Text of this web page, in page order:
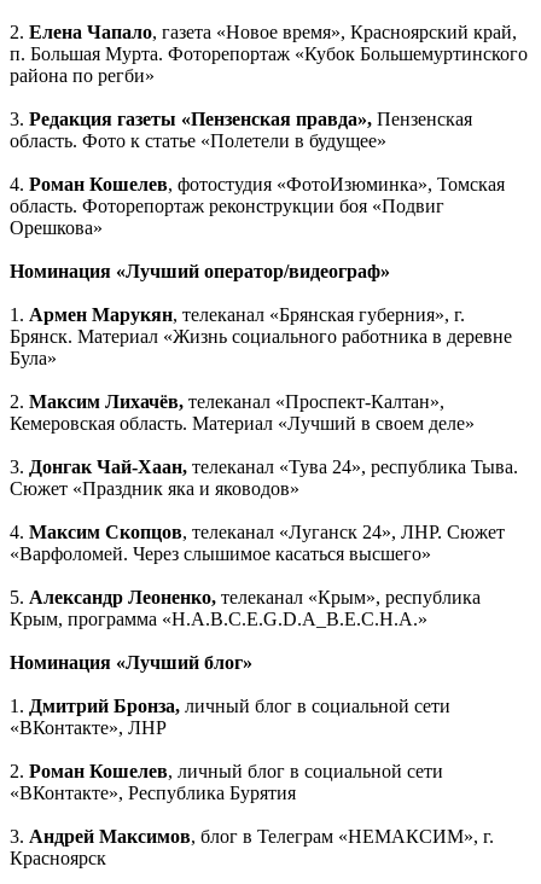
2. Елена Чапало, газета «Новое время», Красноярский край,
п. Большая Мурта. Фоторепортаж «Кубок Большемуртинского
района по регби»
3. Редакция газеты «Пензенская правда», Пензенская
область. Фото к статье «Полетели в будущее»
4. Роман Кошелев, фотостудия «ФотоИзюминка», Томская
область. Фоторепортаж реконструкции боя «Подвиг
Орешкова»
Номинация «Лучший оператор/видеограф»
1. Армен Марукян, телеканал «Брянская губерния», г.
Брянск. Материал «Жизнь социального работника в деревне
Була»
2. Максим Лихачёв, телеканал «Проспект-Калтан»,
Кемеровская область. Материал «Лучший в своем деле»
3. Донгак Чай-Хаан, телеканал «Тува 24», республика Тыва.
Сюжет «Праздник яка и яководов»
4. Максим Скопцов, телеканал «Луганск 24», ЛНР. Сюжет
«Варфоломей. Через слышимое касаться высшего»
5. Александр Леоненко, телеканал «Крым», республика
Крым, программа «Н.А.В.С.Е.G.D.А_В.Е.С.Н.А.»
Номинация «Лучший блог»
1. Дмитрий Бронза, личный блог в социальной сети
«ВКонтакте», ЛНР
2. Роман Кошелев, личный блог в социальной сети
«ВКонтакте», Республика Бурятия
3. Андрей Максимов, блог в Телеграм «НЕМАКСИМ», г.
Красноярск